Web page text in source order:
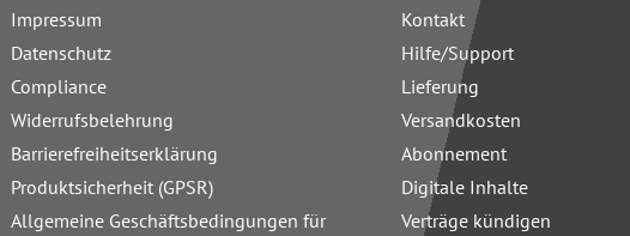
Impressum
Datenschutz
Compliance
Widerrufsbelehrung
Barrierefreiheitserklärung
Produktsicherheit (GPSR)
Allgemeine Geschäftsbedingungen für
Kontakt
Hilfe/Support
Lieferung
Versandkosten
Abonnement
Digitale Inhalte
Verträge kündigen